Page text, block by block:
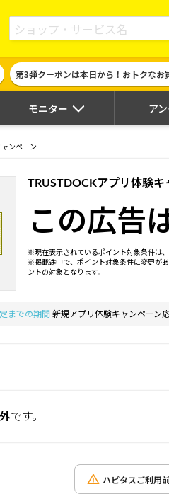
て現金やギフト券に交換できるポイントサ
第3弾クーポンは本日から！おトクなお
モニター ア
ンペーン
TRUSTDOCKアプリ体験キ
この広告
※現在表示されているポイント対象条件は、
※掲載途中で、ポイント対象条件に変更が
ントの対象となります。
までの期間 新規アプリ体験キャンペーン
です。
ハピタスご利用